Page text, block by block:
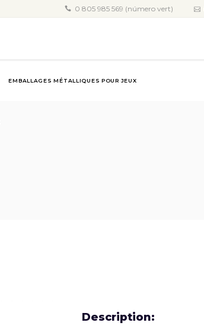
0 805 985 569 (número vert)
EMBALLAGES MÉTALLIQUES POUR JEUX
Description: